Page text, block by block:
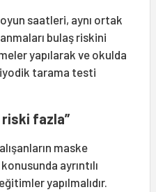
saatleri, aynı ortak
bulaş riskini
yapılarak ve okulda
tarama testi
riski fazla”
maske
ayrıntılı
yapılmalıdır.